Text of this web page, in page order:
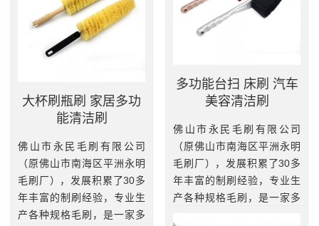
工，引进...
查看更多
查看更多
多功能台扫 床刷 汽车
美容清洁刷
佛山市永民毛刷有限公司
（原佛山市南海区平洲永明
毛刷厂），发展积累了30多
年丰富的制刷经验，专业生
产各种规格毛刷，是一家多
大杯刷瓶刷 家居多功
能清洁刷
佛山市永民毛刷有限公司
（原佛山市南海区平洲永明
毛刷厂），发展积累了30多
年丰富的制刷经验，专业生
产各种规格毛刷，是一家多